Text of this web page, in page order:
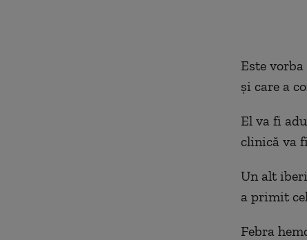
Este
şi care a
El va fi
clinică va
Un alt
a primit
Febra